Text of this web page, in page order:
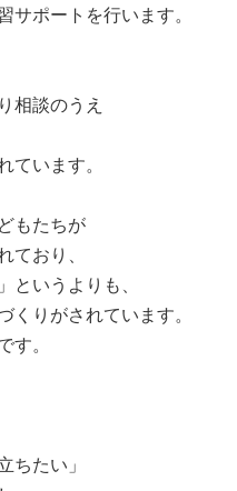
サポートを行います。
相談のうえ
ています。
もたちが
ており、
というよりも、
くりがされています。
す。
ちたい」